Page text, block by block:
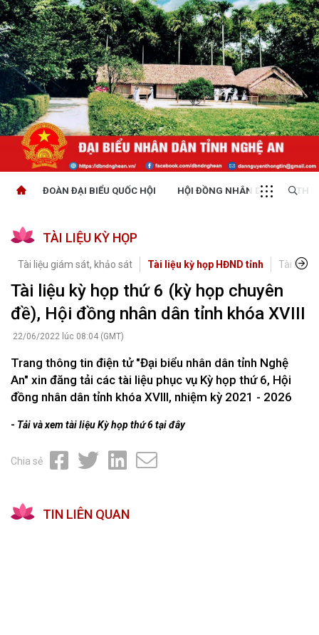
ĐOÀN ĐẠI BIỂU QUỐC HỘI HỘI ĐỒNG NHÂN DÂN
TÀI LIỆU KỲ HỌP
Tài liệu giám sát, khảo sát Tài liệu kỳ họp HĐND tỉnh Tài liệu
Tài liệu kỳ họp thứ 6 (kỳ họp chuyên
đề), Hội đồng nhân dân tỉnh khóa XVIII
22/06/2022 lúc 08:04 (GMT)
Trang thông tin điện tử "Đại biểu nhân dân tỉnh Nghệ
An" xin đăng tải các tài liệu phục vụ Kỳ họp thứ 6, Hội
đồng nhân dân tỉnh khóa XVIII, nhiệm kỳ 2021 - 2026
- Tải và xem tài liệu Kỳ họp thứ 6 tại đây
Chia sẻ
TIN LIÊN QUAN